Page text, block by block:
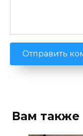
Вам также